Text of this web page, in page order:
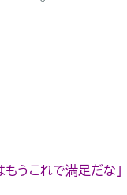
もうこれで満足だな」